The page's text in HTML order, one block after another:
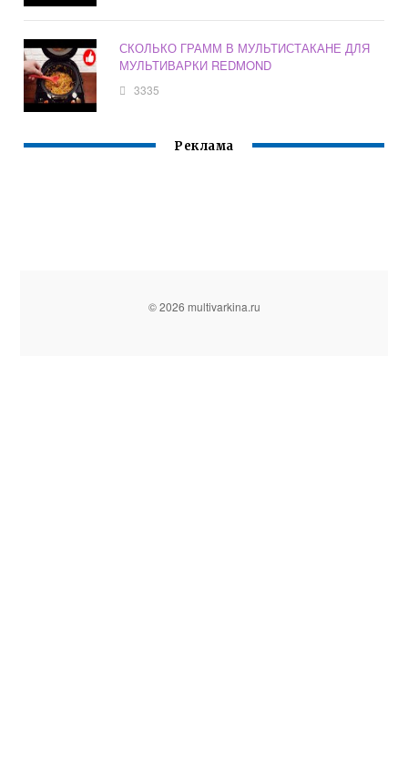
СКОЛЬКО ГРАММ В МУЛЬТИСТАКАНЕ ДЛЯ
МУЛЬТИВАРКИ REDMOND
3335
Реклама
© 2026 multivarkina.ru